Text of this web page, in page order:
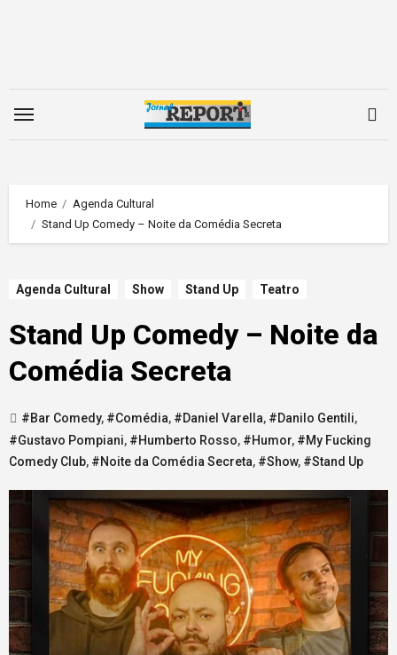
Home
Agenda Cultural
Stand Up Comedy – Noite da Comédia Secreta
Agenda Cultural Show Stand Up Teatro
Stand Up Comedy – Noite da
Comédia Secreta
#Bar Comedy, #Comédia, #Daniel Varella, #Danilo Gentili,
#Gustavo Pompiani, #Humberto Rosso, #Humor, #My Fucking
Comedy Club, #Noite da Comédia Secreta, #Show, #Stand Up